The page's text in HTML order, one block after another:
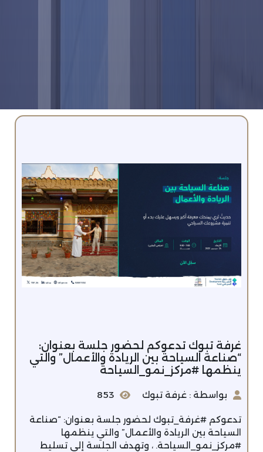
‏غرفة تبوك تدعوكم ‫لحضور جلسة بعنوان:
“صناعة السياحة بين الريادة والأعمال” والتي
ينظمها ‫#مركز_نمو_السياحة‬
بواسطة : غرفة تبوك 853
تدعوكم ‫#غرفة_تبوك‬ لحضور جلسة بعنوان: “صناعة
السياحة بين الريادة والأعمال” والتي ينظمها
‫#مركز_نمو_السياحة‬. ، وتهدف الجلسة إلى تسليط